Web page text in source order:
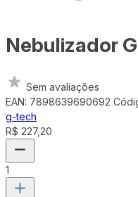
Nebulizador
Sem avaliações
EAN: 7898639690692
g-tech
R$ 227,20
1